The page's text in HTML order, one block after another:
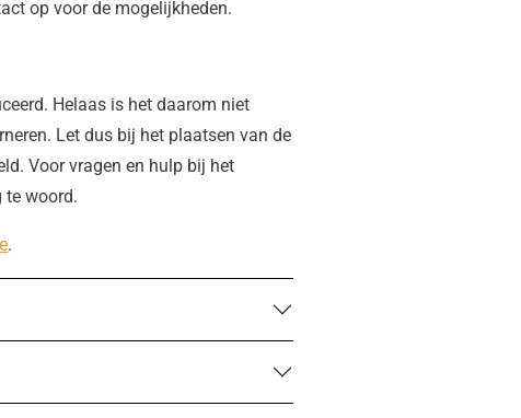
op voor de mogelijkheden.
Helaas is het daarom niet
Let dus bij het plaatsen van de
Voor vragen en hulp bij het
te woord.
.